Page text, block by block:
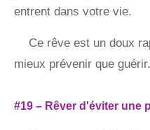
entrent dans votre vie.
Ce rêve est un doux
mieux prévenir que guérir.
#19 – Rêver d'éviter une